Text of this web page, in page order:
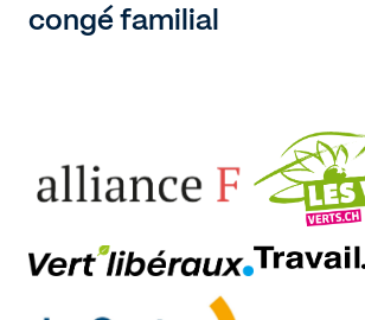
congé familial